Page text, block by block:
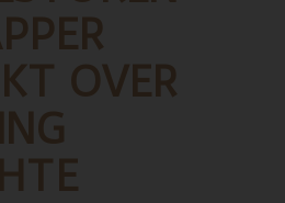
OVER